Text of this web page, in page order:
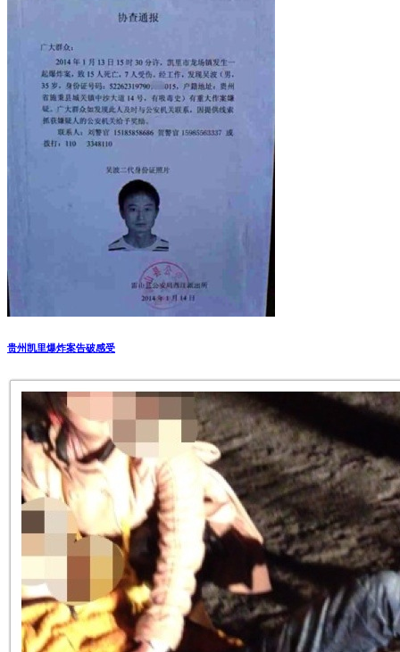
贵州凯里爆炸案告破感受